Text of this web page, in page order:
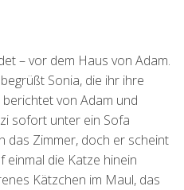
– vor dem Haus von Adam.
Sonia, die ihr ihre
von Adam und
sofort unter ein Sofa
das Zimmer, doch er scheint
einmal die Katze hinein
Kätzchen im Maul, das